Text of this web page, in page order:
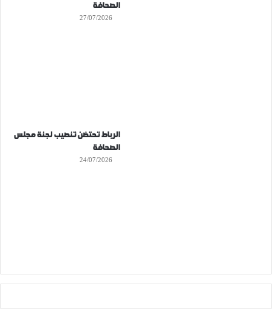
الصحافة
27/07/2026
الرباط تحتضن تنصيب لجنة مجلس
الصحافة
24/07/2026